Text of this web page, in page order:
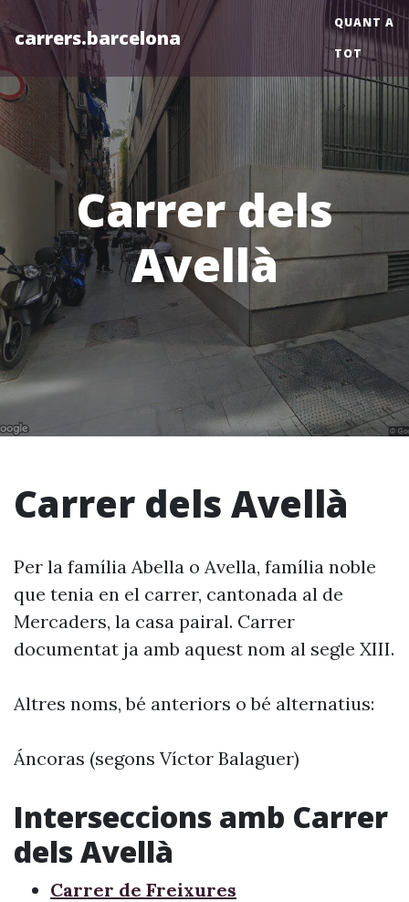
carrers.barcelona
QUANT A
TOT
Carrer dels
Avellà
Carrer dels Avellà
Per la família Abella o Avella, família noble
que tenia en el carrer, cantonada al de
Mercaders, la casa pairal. Carrer
documentat ja amb aquest nom al segle XIII.
Altres noms, bé anteriors o bé alternatius:
Áncoras (segons Víctor Balaguer)
Interseccions amb Carrer
dels Avellà
Carrer de Freixures